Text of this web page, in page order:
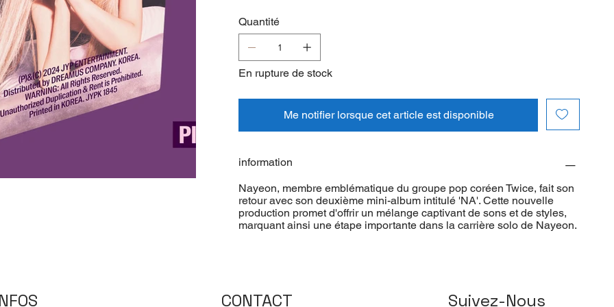
Quantité
En rupture de stock
Me notifier lorsque cet article est disponible
information
Nayeon, membre emblématique du groupe pop coréen Twice, fait son
retour avec son deuxième mini-album intitulé 'NA'. Cette nouvelle
production promet d'offrir un mélange captivant de sons et de styles,
marquant ainsi une étape importante dans la carrière solo de Nayeon.
CONTACT Suivez-Nous